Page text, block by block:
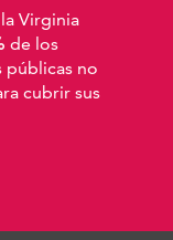
Virginia
de los
públicas no
cubrir sus